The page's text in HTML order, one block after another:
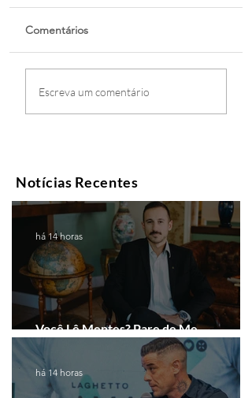
Comentários
Escreva um comentário
Notícias Recentes
Você Lê Mentes? Pare de Me
há 14 horas
há 14 horas